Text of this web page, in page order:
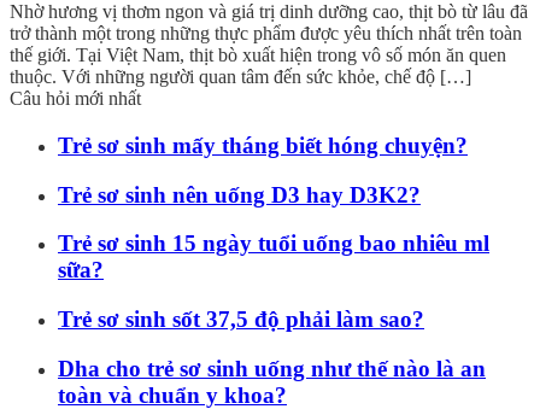
Nhờ hương vị thơm ngon và giá trị dinh dưỡng cao, thịt bò từ lâu đã
trở thành một trong những thực phẩm được yêu thích nhất trên toàn
thế giới. Tại Việt Nam, thịt bò xuất hiện trong vô số món ăn quen
thuộc. Với những người quan tâm đến sức khỏe, chế độ […]
Câu hỏi mới nhất
Trẻ sơ sinh mấy tháng biết hóng chuyện?
Trẻ sơ sinh nên uống D3 hay D3K2?
Trẻ sơ sinh 15 ngày tuổi uống bao nhiêu ml
sữa?
Trẻ sơ sinh sốt 37,5 độ phải làm sao?
Dha cho trẻ sơ sinh uống như thế nào là an
toàn và chuẩn y khoa?